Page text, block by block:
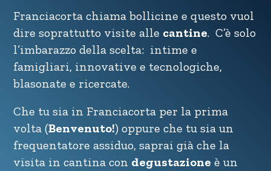
Franciacorta chiama bollicine e questo vuol
dire soprattutto visite alle cantine. C’è solo
l’imbarazzo della scelta: intime e
famigliari, innovative e tecnologiche,
blasonate e ricercate.
Che tu sia in Franciacorta per la prima
volta (Benvenuto!) oppure che tu sia un
frequentatore assiduo, saprai già che la
visita in cantina con degustazione è un